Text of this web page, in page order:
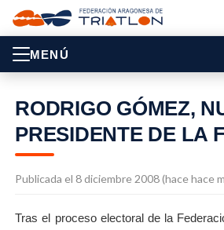
MENÚ
RODRIGO GÓMEZ,
PRESIDENTE DE LA
Publicada el 8 diciembre 2008 (hace hace
Tras el proceso electoral de la